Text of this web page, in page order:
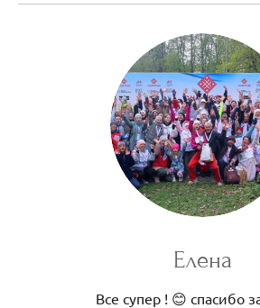
Елена
Все супер ! 😊 спасибо